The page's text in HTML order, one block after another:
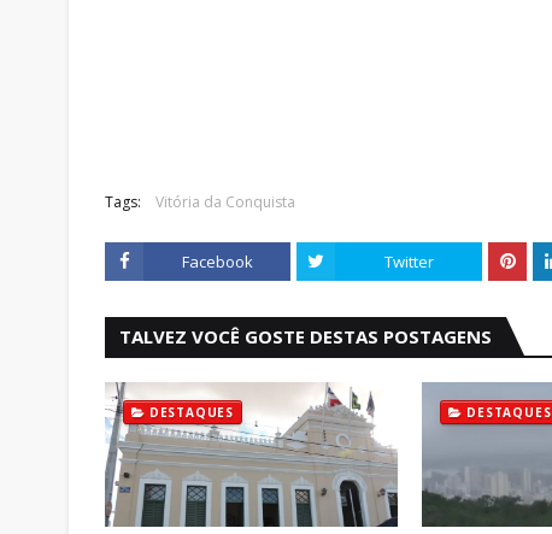
Tags: Vitória da Conquista
Facebook Twitter
TALVEZ VOCÊ GOSTE DESTAS POSTAGENS
DESTAQUES DESTAQUES